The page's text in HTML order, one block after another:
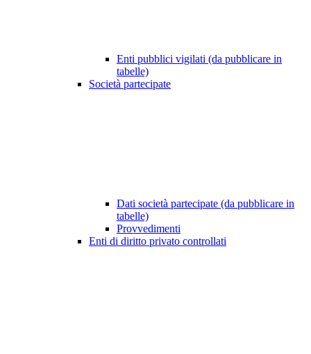
Enti pubblici vigilati (da pubblicare in
tabelle)
Società partecipate
Dati società partecipate (da pubblicare in
tabelle)
Provvedimenti
Enti di diritto privato controllati